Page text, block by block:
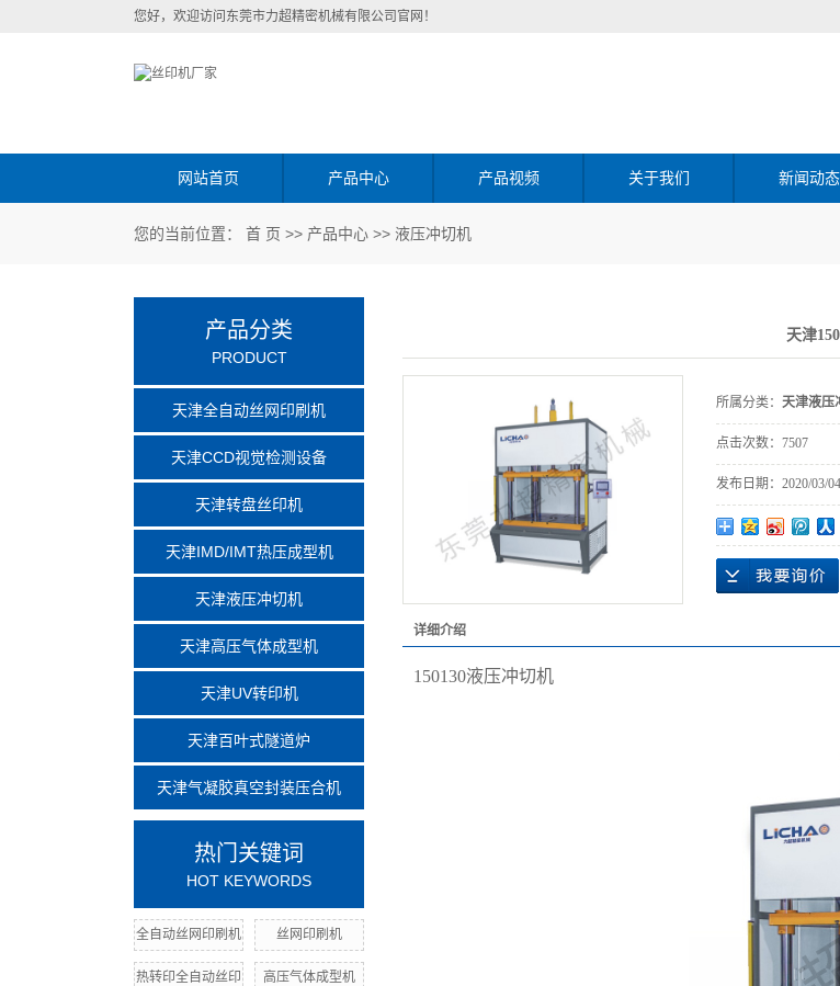
您好，欢迎访问东莞市力超精密机械有限公司官网！
网站首页 产品中心 产品视频 关于我们 新闻动态
您的当前位置： 首 页 >> 产品中心 >> 液压冲切机
产品分类
PRODUCT
天津全自动丝网印刷机
天津CCD视觉检测设备
天津转盘丝印机
天津IMD/IMT热压成型机
天津液压冲切机
天津高压气体成型机
天津UV转印机
天津百叶式隧道炉
天津气凝胶真空封装压合机
热门关键词
HOT KEYWORDS
全自动丝网印刷机 丝网印刷机
热转印全自动丝印
高压气体成型机
天津
所属分类： 天津液压
点击次数： 7507
发布日期： 2020/03/04
详细介绍
150130液压冲切机